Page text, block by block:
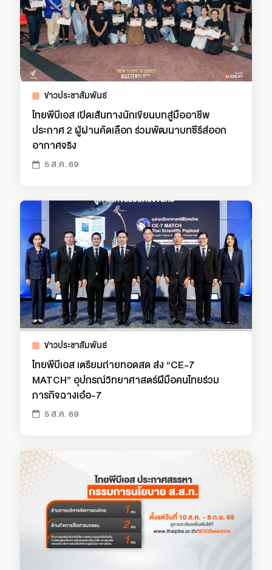
ข่าวประชาสัมพันธ์
ไทยพีบีเอส เปิดเส้นทางนักเขียนบทสู่มืออาชีพ
ประกาศ 2 ผู้ผ่านคัดเลือก ร่วมพัฒนาบทซีรีส์ออก
อากาศจริง
5 ส.ค. 69
ข่าวประชาสัมพันธ์
ไทยพีบีเอส เตรียมถ่ายทอดสด ส่ง “CE-7
MATCH” อุปกรณ์วิทยาศาสตร์ฝีมือคนไทยร่วม
ภารกิจฉางเอ๋อ-7
5 ส.ค. 69